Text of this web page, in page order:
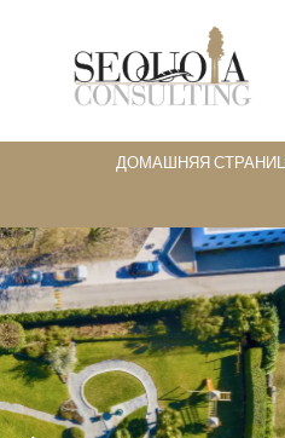
ДОМАШНЯЯ